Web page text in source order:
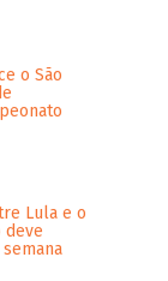
o São
Lula e o
deve